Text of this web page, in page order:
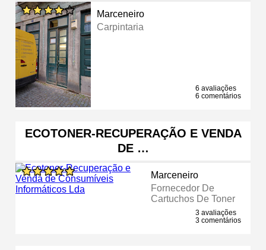
Marceneiro
Carpintaria
6 avaliações
6 comentários
ECOTONER-RECUPERAÇÃO E VENDA
DE …
Marceneiro
Fornecedor De
Cartuchos De Toner
3 avaliações
3 comentários